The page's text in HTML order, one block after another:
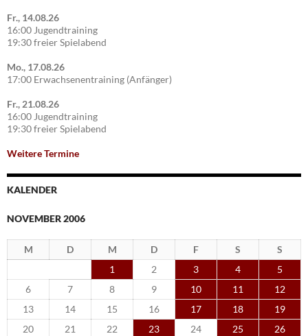
Fr., 14.08.26
16:00 Jugendtraining
19:30 freier Spielabend
Mo., 17.08.26
17:00 Erwachsenentraining (Anfänger)
Fr., 21.08.26
16:00 Jugendtraining
19:30 freier Spielabend
Weitere Termine
KALENDER
NOVEMBER 2006
M D M D F S
S
1
2 3 4
5
6
7 8 9 10 11
12
13
14 15 16 17 18
19
20
21 22 23 24 25
26